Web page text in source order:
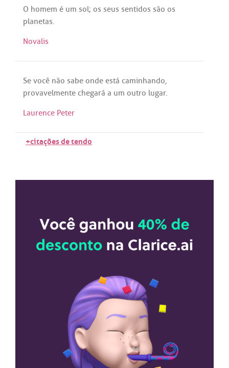
O homem é um sol; os seus sentidos são os
planetas.
Novalis
Se você não sabe onde está caminhando,
provavelmente chegará a um outro lugar.
Laurence Peter
+citações de tendo